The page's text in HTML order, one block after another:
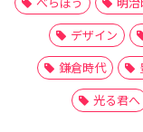
デザイン
鎌倉時代
光る君へ